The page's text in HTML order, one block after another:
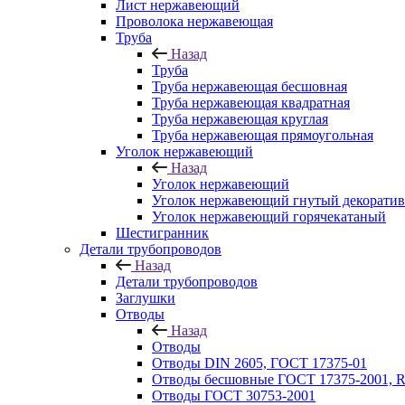
Лист нержавеющий
Проволока нержавеющая
Труба
Назад
Труба
Труба нержавеющая бесшовная
Труба нержавеющая квадратная
Труба нержавеющая круглая
Труба нержавеющая прямоугольная
Уголок нержавеющий
Назад
Уголок нержавеющий
Уголок нержавеющий гнутый
Уголок нержавеющий горячекатаный
Шестигранник
Детали трубопроводов
Назад
Детали трубопроводов
Заглушки
Отводы
Назад
Отводы
Отводы DIN 2605, ГОСТ 17375-01
Отводы бесшовные ГОСТ 17375-2001,
Отводы ГОСТ 30753-2001